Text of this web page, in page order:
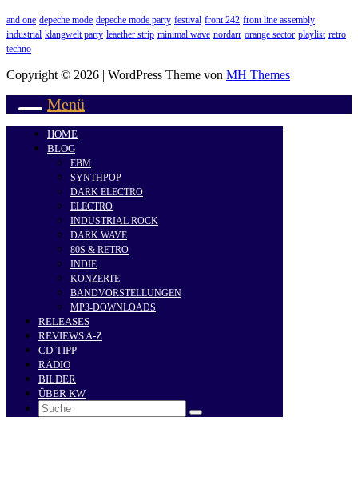
and one depeche mode depeche mode party festival front 242 front line assembly
industrial klangwelt party leaether strip minimal wave nordarr orange sector playlist retro
techno
Copyright © 2026 | WordPress Theme von MH Themes
Menü
HOME
BLOG
EBM
SYNTHPOP
DARK ELECTRO
ELECTRO
INDUSTRIAL ROCK
DARK WAVE
80S & RETRO
INDIE
KONZERTE
BANDVORSTELLUNGEN
MP3-DOWNLOADS
RELEASES
REVIEWS A-Z
CD-TIPP
RADIO
BILDER
ÜBER KW
Search